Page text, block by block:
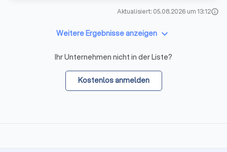
Aktualisiert: 05.08.2026 um 13:12info
Weitere Ergebnisse anzeigen keyboard_arrow_down
Ihr Unternehmen nicht in der Liste?
Kostenlos anmelden